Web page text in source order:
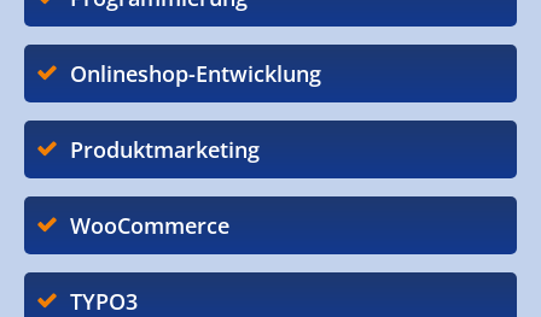
Onlineshop-Entwicklung
Produktmarketing
WooCommerce
TYPO3